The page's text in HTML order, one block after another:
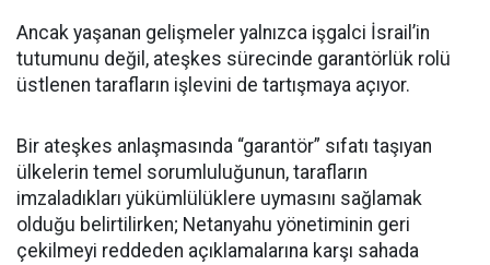
Ancak yaşanan gelişmeler yalnızca işgalci İsrail’in
tutumunu değil, ateşkes sürecinde garantörlük rolü
üstlenen tarafların işlevini de tartışmaya açıyor.
Bir ateşkes anlaşmasında “garantör” sıfatı taşıyan
ülkelerin temel sorumluluğunun, tarafların
imzaladıkları yükümlülüklere uymasını sağlamak
olduğu belirtilirken; Netanyahu yönetiminin geri
çekilmeyi reddeden açıklamalarına karşı sahada